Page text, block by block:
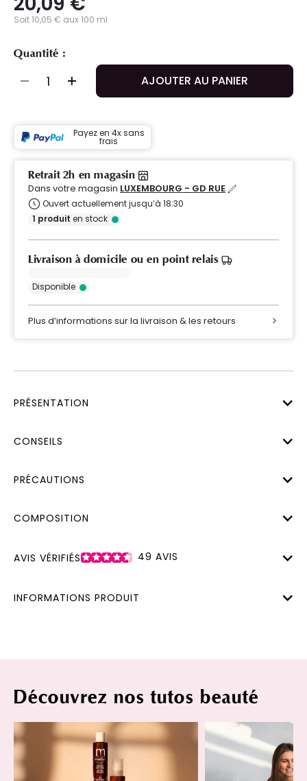
Soit 10,05 € aux 100 ml
Quantité :
AJOUTER AU PANIER
Payez en 4x sans
frais
Retrait 2h en magasin
Dans votre magasin LUXEMBOURG - GD RUE
Ouvert actuellement jusqu’à 18:30
1 produit en stock
Livraison à domicile ou en point relais
Disponible
Plus d’informations sur la livraison & les retours
PRÉSENTATION
CONSEILS
PRÉCAUTIONS
COMPOSITION
AVIS VÉRIFIÉS 49 AVIS
INFORMATIONS PRODUIT
Découvrez nos tutos beauté